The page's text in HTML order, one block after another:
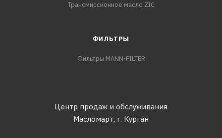
Трансмиссионное масло ZIC
ФИЛЬТРЫ
Фильтры MANN-FILTER
Центр продаж и обслуживания
Масломарт, г. Курган